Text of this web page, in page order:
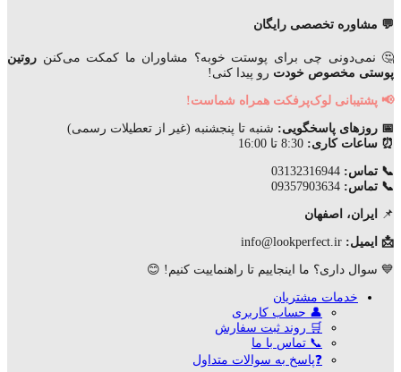
💬 مشاوره تخصصی رایگان
🤔 نمی‌دونی چی برای پوستت خوبه؟ مشاوران ما کمکت می‌کنن روتین
پوستی مخصوص خودت رو پیدا کنی!
📢 پشتیبانی لوک‌پرفکت همراه شماست!
📅 روزهای پاسخگویی: شنبه تا پنجشنبه (غیر از تعطیلات رسمی)
⏰ ساعات کاری:
📞 تماس:
📞 تماس:
📌 ایران، اصفهان
📩 ایمیل:
💙 سوال داری؟ ما اینجاییم تا راهنماییت کنیم! 😊
خدمات مشتریان
👤 حساب کاربری
🛒 روند ثبت سفارش
📞 تماس با ما
❓پاسخ به سوالات متداول